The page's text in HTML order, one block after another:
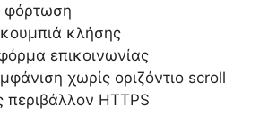
φόρτωση
κλήσης
επικοινωνίας
χωρίς οριζόντιο scroll
περιβάλλον HTTPS